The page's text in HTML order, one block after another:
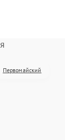
Первомайский